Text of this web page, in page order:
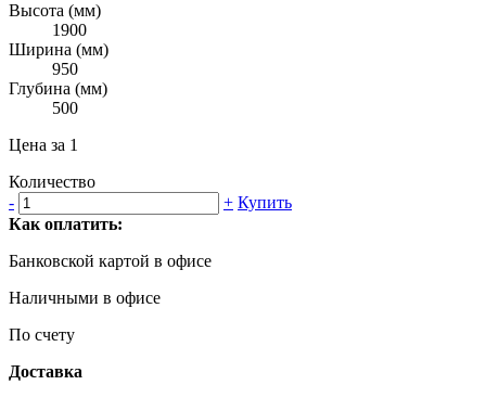
Высота (мм)
1900
Ширина (мм)
950
Глубина (мм)
500
Цена за 1
Количество
-
+ Купить
Как оплатить:
Банковской картой в офисе
Наличными в офисе
По счету
Доставка